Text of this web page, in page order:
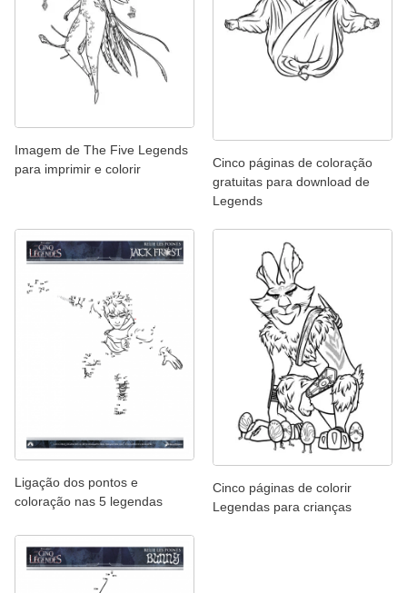
Imagem de The Five Legends
para imprimir e colorir
Cinco páginas de coloração
gratuitas para download de
Legends
Ligação dos pontos e
coloração nas 5 legendas
Cinco páginas de colorir
Legendas para crianças